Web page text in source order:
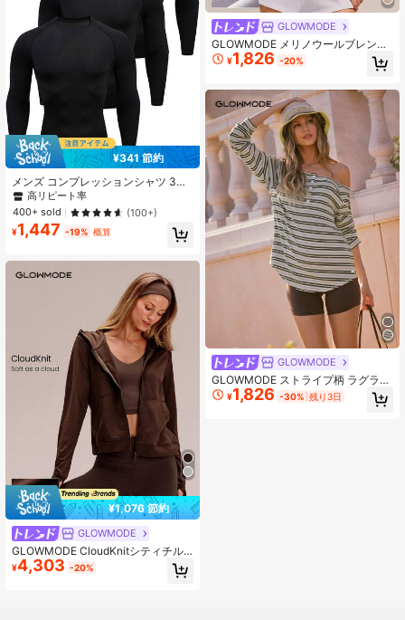
¥341 節約
メンズ コンプレッションシャツ 3枚
セット、通気性抜群 速乾 ベーシック
長袖アスレチックTシャツ、高伸縮性
無地クルーネック、ジム、ランニン
グ、カジュアル、アウトドア活動に
適しています ブラック スポーツ春
高リピート率
400+ sold
(100+)
¥1,447 -19% 概算
¥1,076 節約
GLOWMODE
GLOWMODE CloudKnitシティチル
フィッテッドサイドポケット弾性カ
フスジップアップパーカージャケッ
¥4,303 -20%
GLOWMODE
GLOWMODE メリノウールブレンド
グロウ エブリデイ 通気性 ストレッ
チ レギュラーフィット ウエスト丈
イリーカジュアルウェア
¥1,826 -20%
GLOWMODE
GLOWMODE ストライプ柄 ラグラン
スリーブ ボタンダウントップ カジュ
アル デイリー着用 ソフト スムース
¥1,826 -30% 残り3日